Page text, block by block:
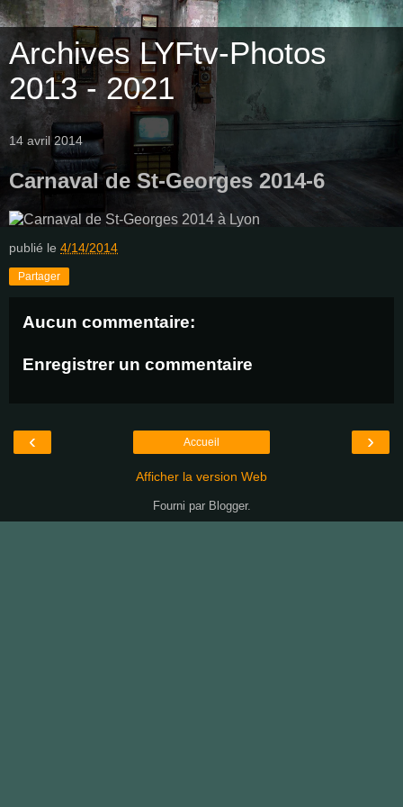
Archives LYFtv-Photos
2013 - 2021
14 avril 2014
Carnaval de St-Georges 2014-6
publié le 4/14/2014
Partager
Aucun commentaire:
Enregistrer un commentaire
‹ ›
Accueil
Afficher la version Web
Fourni par Blogger.